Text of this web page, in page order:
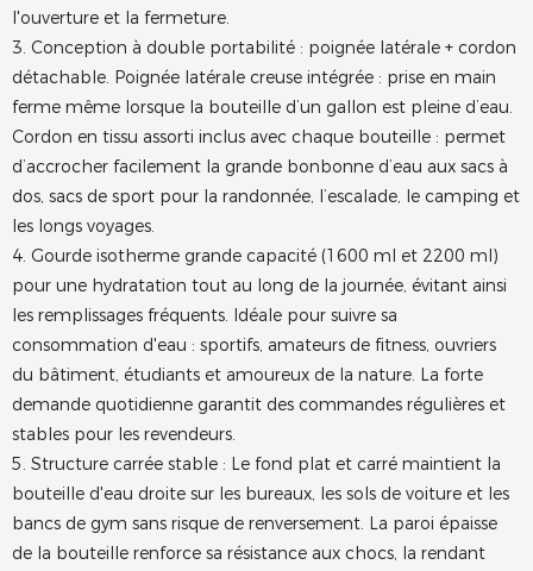
l'ouverture et la fermeture.
3. Conception à double portabilité : poignée latérale + cordon
détachable. Poignée latérale creuse intégrée : prise en main
ferme même lorsque la bouteille d’un gallon est pleine d’eau.
Cordon en tissu assorti inclus avec chaque bouteille : permet
d’accrocher facilement la grande bonbonne d’eau aux sacs à
dos, sacs de sport pour la randonnée, l’escalade, le camping et
les longs voyages.
4. Gourde isotherme grande capacité (1600 ml et 2200 ml)
pour une hydratation tout au long de la journée, évitant ainsi
les remplissages fréquents. Idéale pour suivre sa
consommation d'eau : sportifs, amateurs de fitness, ouvriers
du bâtiment, étudiants et amoureux de la nature. La forte
demande quotidienne garantit des commandes régulières et
stables pour les revendeurs.
5. Structure carrée stable : Le fond plat et carré maintient la
bouteille d'eau droite sur les bureaux, les sols de voiture et les
bancs de gym sans risque de renversement. La paroi épaisse
de la bouteille renforce sa résistance aux chocs, la rendant